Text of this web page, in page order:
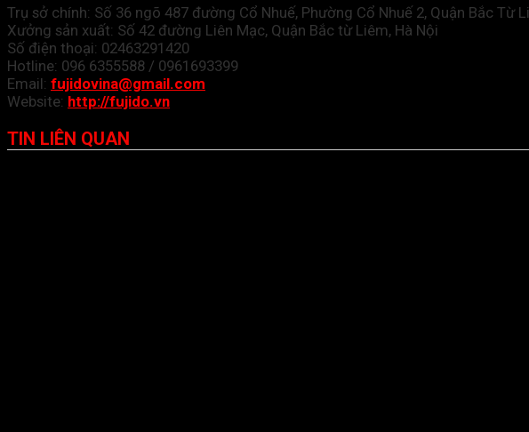
Trụ sở chính: Số 36 ngõ 487 đường Cổ Nhuế, Phường Cổ Nhuế 2, Quận Bắc Từ
Xưởng sản xuất: Số 42 đường Liên Mạc, Quận Bắc từ Liêm, Hà Nội
Số điện thoại: 02463291420
Hotline: 096 6355588 / 0961693399
Email: fujidovina@gmail.com
Website: http://fujido.vn
TIN LIÊN QUAN